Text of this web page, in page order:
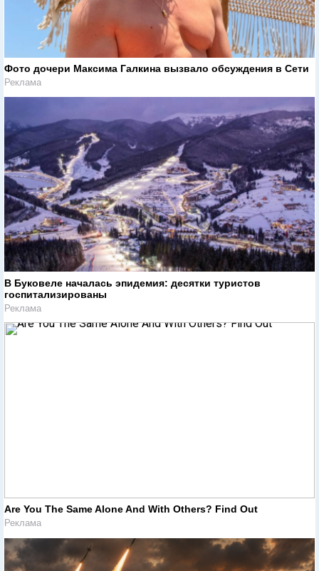
Фото дочери Максима Галкина вызвало обсуждения в Сети
Реклама
В Буковеле началась эпидемия: десятки туристов
госпитализированы
Реклама
Are You The Same Alone And With Others? Find Out
Реклама